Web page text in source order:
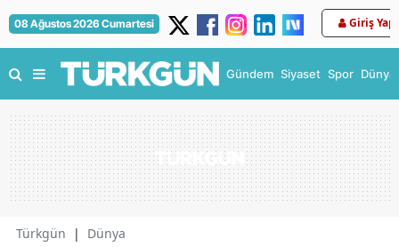
08 Ağustos 2026 Cumartesi Giriş Yap
Gündem Siyaset Spor Dünya
Türkgün | Dünya